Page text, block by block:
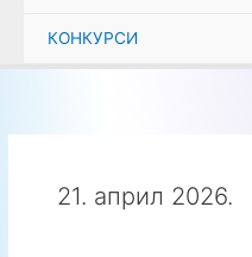
КОНКУРСИ
21. април 2026.